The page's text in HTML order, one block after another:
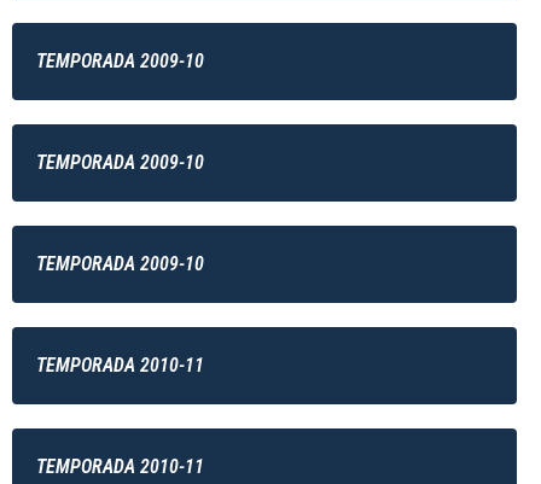
TEMPORADA 2009-10
TEMPORADA 2009-10
TEMPORADA 2009-10
TEMPORADA 2010-11
TEMPORADA 2010-11